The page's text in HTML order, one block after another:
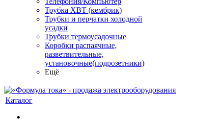
Трубка ХВТ (кембрик)
Трубки и перчатки холодной
усадки
Трубки термоусадочные
Коробки распаячные,
разветвительные,
установочные(подрозетники)
Ещё
Каталог